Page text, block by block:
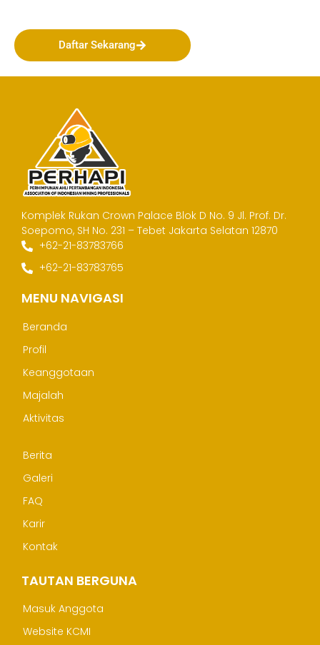
Daftar Sekarang
Komplek Rukan Crown Palace Blok D No. 9 Jl. Prof. Dr.
Soepomo, SH No. 231 – Tebet Jakarta Selatan 12870
+62-21-83783766
+62-21-83783765
MENU NAVIGASI
Beranda
Profil
Keanggotaan
Majalah
Aktivitas
Berita
Galeri
FAQ
Karir
Kontak
TAUTAN BERGUNA
Masuk Anggota
Website KCMI